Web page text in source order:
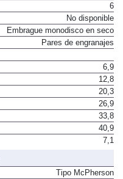
6
No disponible
Embrague monodisco en seco
Pares de engranajes
6,9
12,8
20,3
26,9
33,8
40,9
7,1
Tipo McPherson